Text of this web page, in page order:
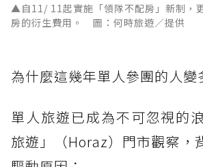
▲自11/ 11起實施「領隊不配房」新制，
房的衍生費用。 圖：何時旅遊／提供
為什麼這幾年單人參團的人變
單人旅遊已成為不可忽視的
旅遊」（Horaz）門市觀察，